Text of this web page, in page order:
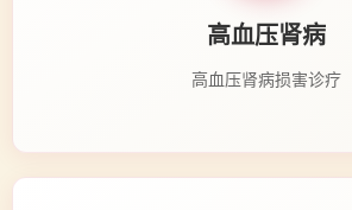
高血压肾病
高血压肾病损害诊疗